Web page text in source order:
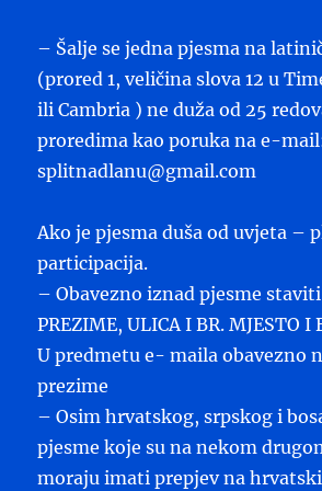
– Šalje se jedna pjesma na
(prored 1, veličina slova 12 u
ili Cambria ) ne duža od 25
proredima kao poruka na e-
splitnadlanu@gmail.com
Ako je pjesma duša od uvjeta –
participacija.
– Obavezno iznad pjesme
PREZIME, ULICA I BR. MJESTO I
U predmetu e- maila obavezno
prezime
– Osim hrvatskog, srpskog i
pjesme koje su na nekom
moraju imati prepjev na